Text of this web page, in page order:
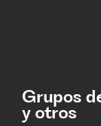
Grupos
y otros